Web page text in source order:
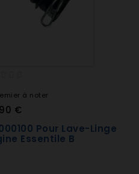
à noter
€
Pour Lave-Linge
Essentile B